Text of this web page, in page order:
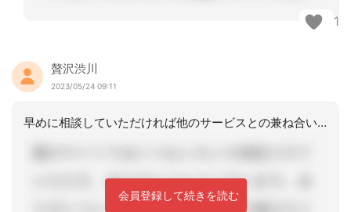
1
贅沢渋川
2023/05/24 09:11
早めに相談していただければ他のサービスとの兼ね合いを考えながらケアマネが次の事業
会員登録して続きを読む